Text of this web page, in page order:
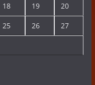
18 19 20
25 26 27